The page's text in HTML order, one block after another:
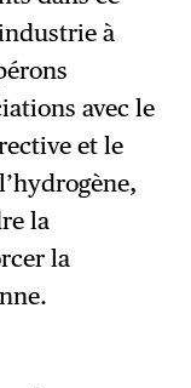
à
avec le
et le
la
la